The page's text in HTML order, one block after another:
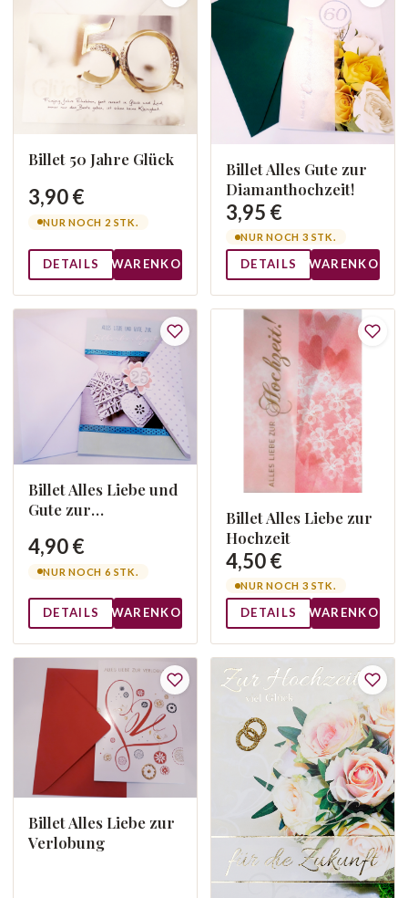
Billet 50 Jahre Glück
3,90 €
NUR NOCH 2 STK.
DETAILS WARENKORB
Billet Alles Gute zur
Diamanthochzeit!
3,95 €
NUR NOCH 3 STK.
DETAILS WARENKORB
Billet Alles Liebe und
Gute zur
4,90 €
NUR NOCH 6 STK.
DETAILS WARENKORB
Billet Alles Liebe zur
Hochzeit
4,50 €
NUR NOCH 3 STK.
DETAILS WARENKORB
Billet Alles Liebe zur
Verlobung